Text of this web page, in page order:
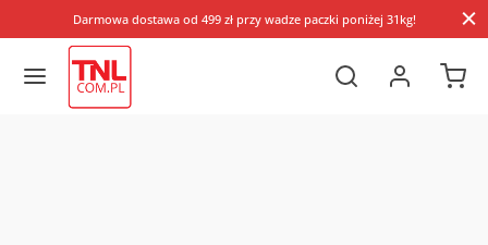
Darmowa dostawa od 499 zł przy wadze paczki poniżej 31kg!